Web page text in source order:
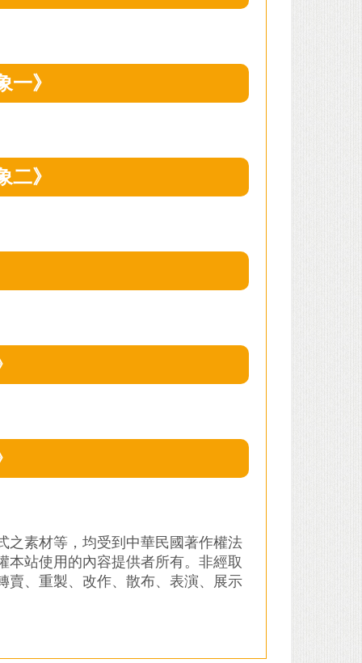
一》
二》
之素材等，均受到中華民國著作權法
本站使用的內容提供者所有。非經取
賣、重製、改作、散布、表演、展示